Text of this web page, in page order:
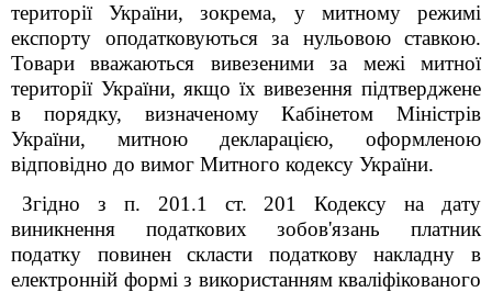
території України, зокрема, у митному режимі
експорту оподатковуються за нульовою ставкою.
Товари вважаються вивезеними за межі митної
території України, якщо їх вивезення підтверджене
в порядку, визначеному Кабінетом Міністрів
України, митною декларацією, оформленою
відповідно до вимог Митного кодексу України.
Згідно з п. 201.1 ст. 201 Кодексу на дату
виникнення податкових зобов'язань платник
податку повинен скласти податкову накладну в
електронній формі з використанням кваліфікованого